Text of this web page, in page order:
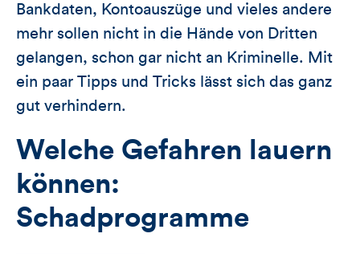
Bankdaten, Kontoauszüge und vieles andere
mehr sollen nicht in die Hände von Dritten
gelangen, schon gar nicht an Kriminelle. Mit
ein paar Tipps und Tricks lässt sich das ganz
gut verhindern.
Welche Gefahren lauern
können:
Schadprogramme